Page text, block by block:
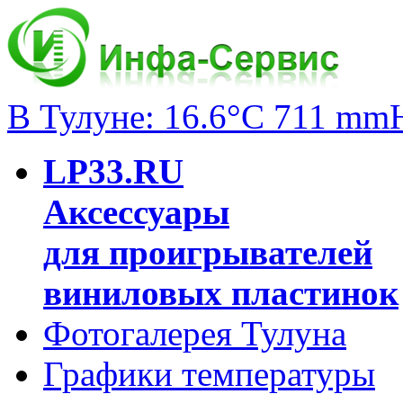
В Тулуне: 16.6°C 711
LP33.RU
Аксессуары
для проигрывателей
виниловых пластинок
Фотогалерея Тулуна
Графики температуры